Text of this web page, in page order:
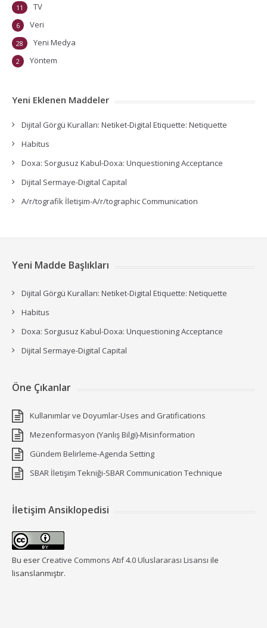
TV
11
Veri
6
Yeni Medya
28
Yöntem
2
Yeni Eklenen Maddeler
Dijital Görgü Kuralları: Netiket-Digital Etiquette: Netiquette
Habitus
Doxa: Sorgusuz Kabul-Doxa: Unquestioning Acceptance
Dijital Sermaye-Digital Capital
A/r/tografik İletişim-A/r/tographic Communication
Yeni Madde Başlıkları
Dijital Görgü Kuralları: Netiket-Digital Etiquette: Netiquette
Habitus
Doxa: Sorgusuz Kabul-Doxa: Unquestioning Acceptance
Dijital Sermaye-Digital Capital
Öne Çıkanlar
Kullanımlar ve Doyumlar-Uses and Gratifications
Mezenformasyon (Yanlış Bilgi)-Misinformation
Gündem Belirleme-Agenda Setting
SBAR İletişim Tekniği-SBAR Communication Technique
İletişim Ansiklopedisi
Bu eser Creative Commons Atıf 4.0 Uluslararası Lisansı ile
lisanslanmıştır.